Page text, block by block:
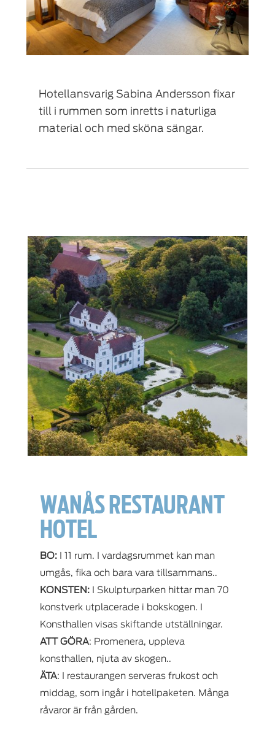
Hotellansvarig Sabina Andersson fixar
till i rummen som inretts i naturliga
material och med sköna sängar.
WANÅS RESTAURANT
HOTEL
BO:
I 11 rum. I vardagsrummet kan man
umgås, fika och bara vara tillsammans..
KONSTEN:I Skulpturparken hittar man 70
konstverk utplacerade i bokskogen. I
Konsthallen visas skiftande utställningar.
ATT GÖRA: Promenera, uppleva
konsthallen, njuta av skogen..
ÄTA: I restaurangen serveras frukost och
middag, som ingår i hotellpaketen. Många
råvaror är från gården.